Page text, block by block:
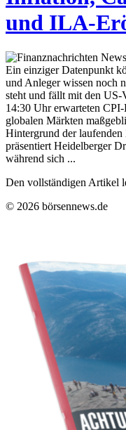
und ILA-
Ein einziger Datenpunkt
und Anleger wissen noch
steht und fällt mit den
14:30 Uhr erwarteten
globalen Märkten
Hintergrund der laufenden
präsentiert Heidelberger
während sich ...
Den vollständigen Artikel
© 2026 börsennews.de